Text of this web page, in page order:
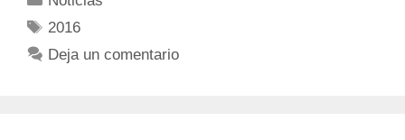
2016
Deja un comentario